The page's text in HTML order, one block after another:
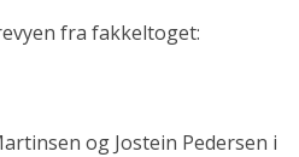
fra fakkeltoget:
og Jostein Pedersen i